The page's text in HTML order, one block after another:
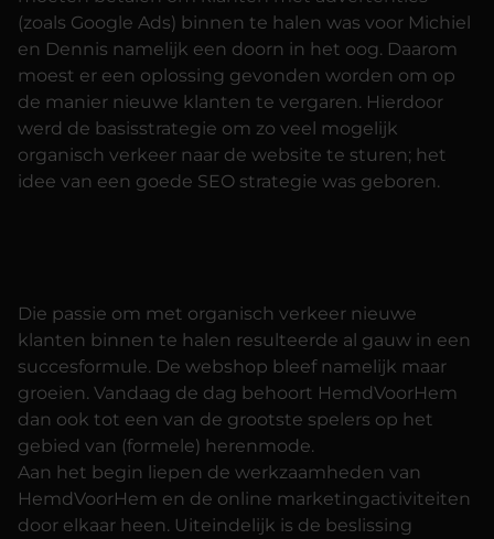
(zoals Google Ads) binnen te halen was voor Michiel
en Dennis namelijk een doorn in het oog. Daarom
moest er een oplossing gevonden worden om op
de manier nieuwe klanten te vergaren. Hierdoor
werd de basisstrategie om zo veel mogelijk
organisch verkeer naar de website te sturen; het
idee van een goede SEO strategie was geboren.
Die passie om met organisch verkeer nieuwe
klanten binnen te halen resulteerde al gauw in een
succesformule. De webshop bleef namelijk maar
groeien. Vandaag de dag behoort HemdVoorHem
dan ook tot een van de grootste spelers op het
gebied van (formele) herenmode.
Aan het begin liepen de werkzaamheden van
HemdVoorHem en de online marketingactiviteiten
door elkaar heen. Uiteindelijk is de beslissing